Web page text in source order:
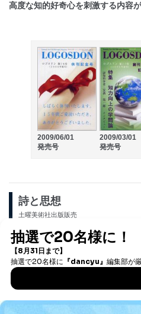
高度な知的好奇心を刺激する内容
2009/06/01
発売号
2009/03/01
発売号
詩と思想
土曜美術社出版販売